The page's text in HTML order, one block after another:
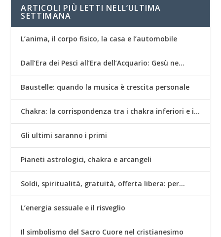
ARTICOLI PIÙ LETTI NELL’ULTIMA
SETTIMANA
L’anima, il corpo fisico, la casa e l’automobile
Dall’Era dei Pesci all’Era dell’Acquario: Gesù ne…
Baustelle: quando la musica è crescita personale
Chakra: la corrispondenza tra i chakra inferiori e i…
Gli ultimi saranno i primi
Pianeti astrologici, chakra e arcangeli
Soldi, spiritualità, gratuità, offerta libera: per…
L’energia sessuale e il risveglio
Il simbolismo del Sacro Cuore nel cristianesimo